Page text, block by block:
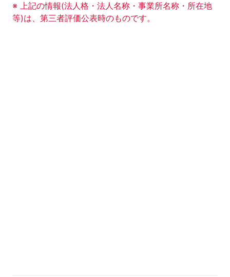
事業所の基礎データの読み上げは以上です。
※ 上記の情報(法人格・法人名称・事業所名称・所在地
等)は、第三者評価公表時のものです。